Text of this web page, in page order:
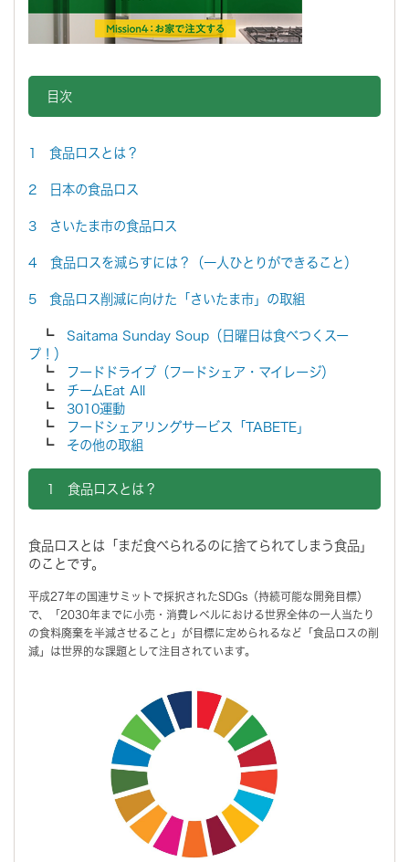
目次
1 食品ロスとは？
2 日本の食品ロス
3 さいたま市の食品ロス
4 食品ロスを減らすには？（一人ひとりができること）
5 食品ロス削減に向けた「さいたま市」の取組
┗ Saitama Sunday Soup（日曜日は食べつくスー
プ！）
┗
フードドライブ（フードシェア・マイレージ）
┗ チームEat All
┗ 3010運動
┗
フードシェアリングサービス「TABETE」
┗ その他の取組
1 食品ロスとは？
食品ロスとは「まだ食べられるのに捨てられてしまう食品」
のことです。
平成27年の国連サミットで採択されたSDGs（持続可能な開発目標）
で、「2030年までに小売・消費レベルにおける世界全体の一人当たり
の食料廃棄を半減させること」が目標に定められるなど「食品ロスの削
減」は世界的な課題として注目されています。